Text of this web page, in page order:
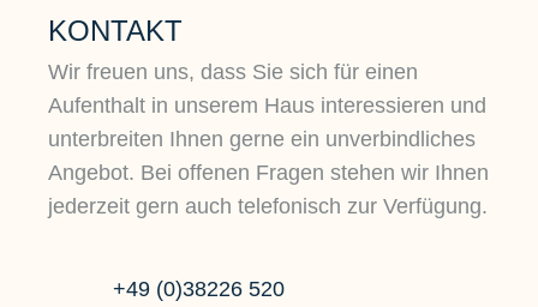
KONTAKT
Wir freuen uns, dass Sie sich für einen
Aufenthalt in unserem Haus interessieren und
unterbreiten Ihnen gerne ein unverbindliches
Angebot. Bei offenen Fragen stehen wir Ihnen
jederzeit gern auch telefonisch zur Verfügung.
+49 (0)38226 520